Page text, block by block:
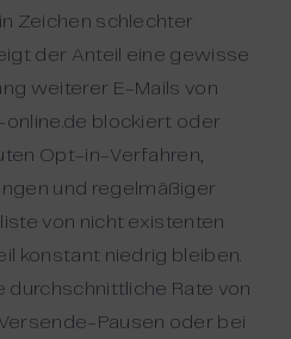
Zeichen schlechter
der Anteil eine gewisse
weiterer E-Mails von
online.de blockiert oder
Opt-in-Verfahren,
und regelmäßiger
von nicht existenten
konstant niedrig bleiben.
durchschnittliche Rate von
Pausen oder bei